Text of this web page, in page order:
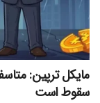
سقوط است